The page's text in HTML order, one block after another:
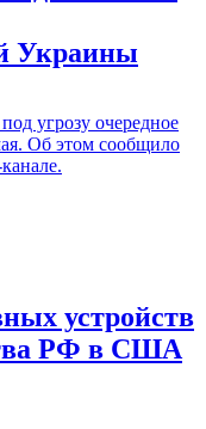
Украины
угрозу очередное
Об этом сообщило
устройств
РФ в США